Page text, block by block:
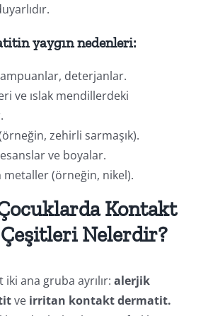
yaygın nedenleri:
deterjanlar.
ve ıslak mendillerdeki
zehirli sarmaşık).
ve boyalar.
metaller (örneğin, nikel).
Kontakt
Nelerdir?
ana gruba ayrılır: alerjik
ve irritan kontakt dermatit.